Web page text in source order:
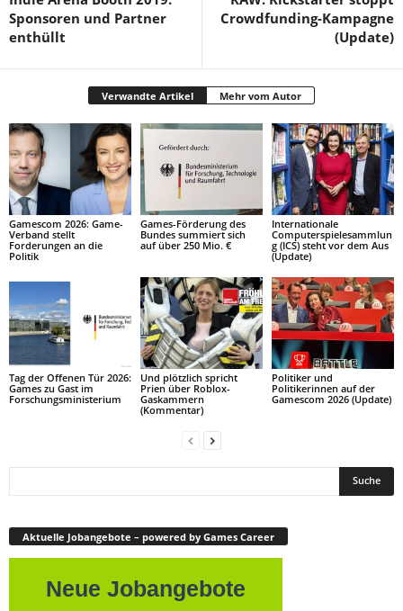
Sponsoren und Partner
enthüllt
Crowdfunding-Kampagne
(Update)
Verwandte Artikel Mehr vom Autor
Gamescom 2026: Game-
Verband stellt
Forderungen an die
Politik
Games-Förderung des
Bundes summiert sich
auf über 250 Mio. €
Internationale
Computerspielesammlun
g (ICS) steht vor dem Aus
(Update)
Tag der Offenen Tür 2026:
Games zu Gast im
Forschungsministerium
Und plötzlich spricht
Prien über Roblox-
Gaskammern
(Kommentar)
Politiker und
Politikerinnen auf der
Gamescom 2026 (Update)
Aktuelle Jobangebote – powered by Games Career